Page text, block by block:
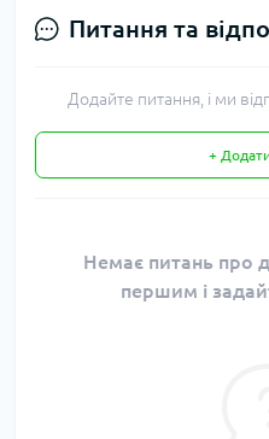
Питання та
Додайте питання, і ми
+
Немає питань про
першим і